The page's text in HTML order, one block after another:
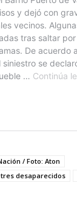
/ Foto: Aton
tres desaparecidos